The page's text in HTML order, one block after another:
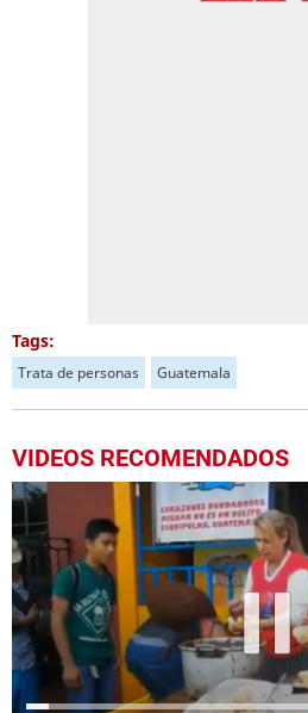
Tags:
Trata de personas Guatemala
VIDEOS RECOMENDADOS